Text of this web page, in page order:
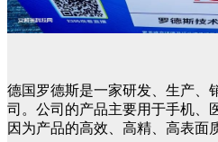
德国罗德斯是一家研发、生产、
司。公司的产品主要用于手机、
因为产品的高效、高精、高表面